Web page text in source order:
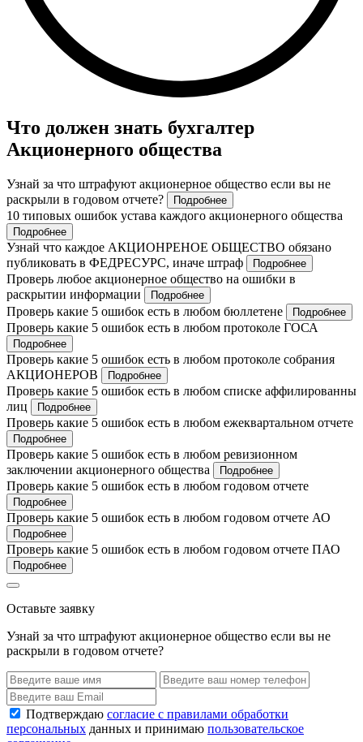
Что должен знать бухгалтер
Акционерного общества
Узнай за что штрафуют акционерное общество если вы не
раскрыли в годовом отчете?
Подробнее
10 типовых ошибок устава каждого акционерного общества
Подробнее
Узнай что каждое АКЦИОНРЕНОЕ ОБЩЕСТВО обязано
публиковать в ФЕДРЕСУРС, иначе штраф
Подробнее
Проверь любое акционерное общество на ошибки в
раскрытии информации
Подробнее
Проверь какие 5 ошибок есть в любом бюллетене Подробнее
Проверь какие 5 ошибок есть в любом протоколе ГОСА
Подробнее
Проверь какие 5 ошибок есть в любом протоколе собрания
АКЦИОНЕРОВ
Подробнее
Проверь какие 5 ошибок есть в любом списке аффилированны
лиц
Подробнее
Проверь какие 5 ошибок есть в любом ежеквартальном отчете
Подробнее
Проверь какие 5 ошибок есть в любом ревизионном
заключении акционерного общества
Подробнее
Проверь какие 5 ошибок есть в любом годовом отчете
Подробнее
Проверь какие 5 ошибок есть в любом годовом отчете АО
Подробнее
Проверь какие 5 ошибок есть в любом годовом отчете ПАО
Подробнее
Оставьте заявку
Узнай за что штрафуют акционерное общество если вы не
раскрыли в годовом отчете?
Подтверждаю согласие с правилами обработки
персональных данных и принимаю пользовательское